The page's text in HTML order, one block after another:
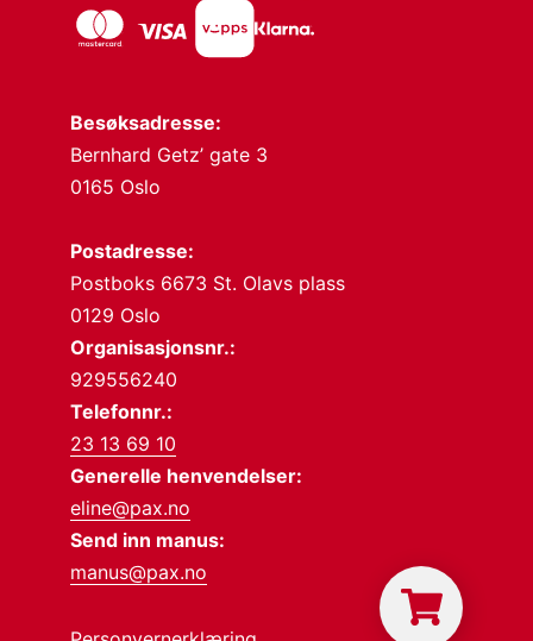
Besøksadresse:
Bernhard Getz’ gate 3
0165 Oslo
Postadresse:
Postboks 6673 St. Olavs plass
0129 Oslo
Organisasjonsnr.:
929556240
Telefonnr.:
23 13 69 10
Generelle henvendelser:
eline@pax.no
Send inn manus:
manus@pax.no